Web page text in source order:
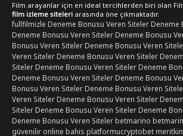
Film arayanlar için en ideal tercihlerden biri olan
film izleme siteleri arasında öne çıkmaktadır.
fullfilmizle Deneme Bonusu Veren SitelerDeneme
Deneme Bonusu Veren SitelerDeneme Bonusu
Bonusu Veren SitelerDeneme Bonusu Veren
Veren SitelerDeneme Bonusu Veren Siteler
SitelerDeneme Bonusu Veren SitelerDeneme
Deneme Bonusu Veren SitelerDeneme Bonusu
Bonusu Veren SitelerDeneme Bonusu Veren
Veren SitelerDeneme Bonusu Veren Siteler
SitelerDeneme Bonusu Veren SitelerDeneme
Deneme Bonusu Veren Sitelerbetmarino
güvenilir online bahis platformucryptobet